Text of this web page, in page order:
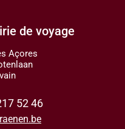
de voyage
Açores
52 46